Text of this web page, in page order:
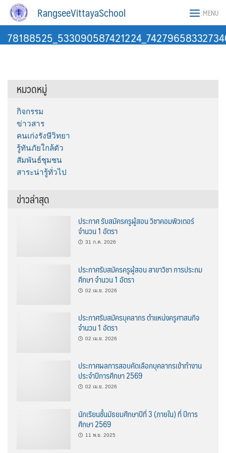
Skip
RangseeVittayaSchool MENU
หมวดหมู่
กิจกรรม
ข่าวสาร
คนเก่งรังษีวิทยา
รู้ทันภัยใกล้ตัว
สัมพันธ์ชุมชน
สาระน่ารู้ทั่วไป
ข่าวล่าสุด
ประกาศ รับสมัครครูผู้สอน วิชาคอมพิวเตอร์
จำนวน 1 อัตรา
31 ก.ค. 2026
ประกาศรับสมัครครูผู้สอน สาขาวิชา การประถม
ศึกษา จำนวน 1 อัตรา
02 เม.ย. 2026
ประกาศรับสมัครบุคลากร ตำแหน่งครูศาสนกิจ
จำนวน 1 อัตรา
02 เม.ย. 2026
ประกาศผลการสอบคัดเลือกบุคลากรเข้าทำงาน
ประจำปีการศึกษา 2569
02 เม.ย. 2026
นักเรียนชั้นมัธยมศึกษาปีที่ 3 (ภายใน) ที่ ปีการ
ศึกษา 2569
11 พ.ย. 2025